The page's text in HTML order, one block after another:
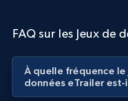
FAQ sur les Jeux de
À quelle fréquence le
données eTrailer est-